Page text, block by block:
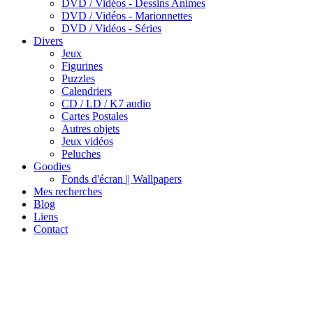
DVD / Vidéos - Dessins Animes
DVD / Vidéos - Marionnettes
DVD / Vidéos - Séries
Divers
Jeux
Figurines
Puzzles
Calendriers
CD / LD / K7 audio
Cartes Postales
Autres objets
Jeux vidéos
Peluches
Goodies
Fonds d'écran || Wallpapers
Mes recherches
Blog
Liens
Contact